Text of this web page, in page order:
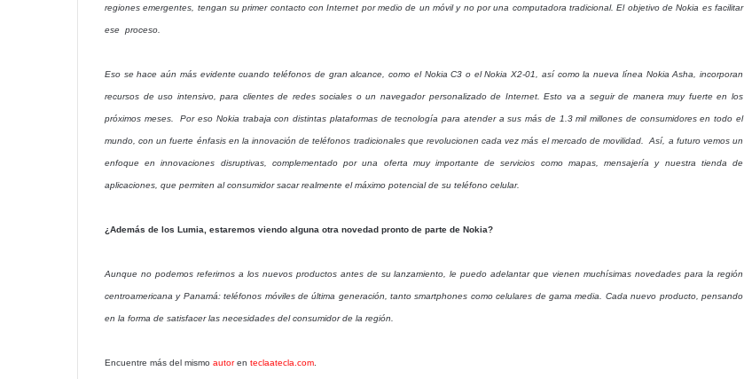
regiones emergentes, tengan su primer contacto con Internet por medio de un móvil y no por una computadora tradicional. El objetivo de Nokia es facilitar
ese proceso.
Eso se hace aún más evidente cuando teléfonos de gran alcance, como el Nokia C3 o el Nokia X2-01, así como la nueva línea Nokia Asha, incorporan
recursos de uso intensivo, para clientes de redes sociales o un navegador personalizado de Internet. Esto va a seguir de manera muy fuerte en los
próximos meses. Por eso Nokia trabaja con distintas plataformas de tecnología para atender a sus más de 1.3 mil millones de consumidores en todo el
mundo, con un fuerte énfasis en la innovación de teléfonos tradicionales que revolucionen cada vez más el mercado de movilidad. Así, a futuro vemos un
enfoque en innovaciones disruptivas, complementado por una oferta muy importante de servicios como mapas, mensajería y nuestra tienda de
aplicaciones, que permiten al consumidor sacar realmente el máximo potencial de su teléfono celular.
¿Además de los Lumia, estaremos viendo alguna otra novedad pronto de parte de Nokia?
Aunque no podemos referirnos a los nuevos productos antes de su lanzamiento, le puedo adelantar que vienen muchísimas novedades para la región
centroamericana y Panamá: teléfonos móviles de última generación, tanto smartphones como celulares de gama media. Cada nuevo producto, pensando
en la forma de satisfacer las necesidades del consumidor de la región.
Encuentre más del mismo autoren teclaatecla.com